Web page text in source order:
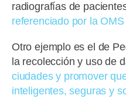
radiografías de
referenciado por la OMS
Otro ejemplo es el de
la recolección y uso de
ciudades y promover
inteligentes, seguras y